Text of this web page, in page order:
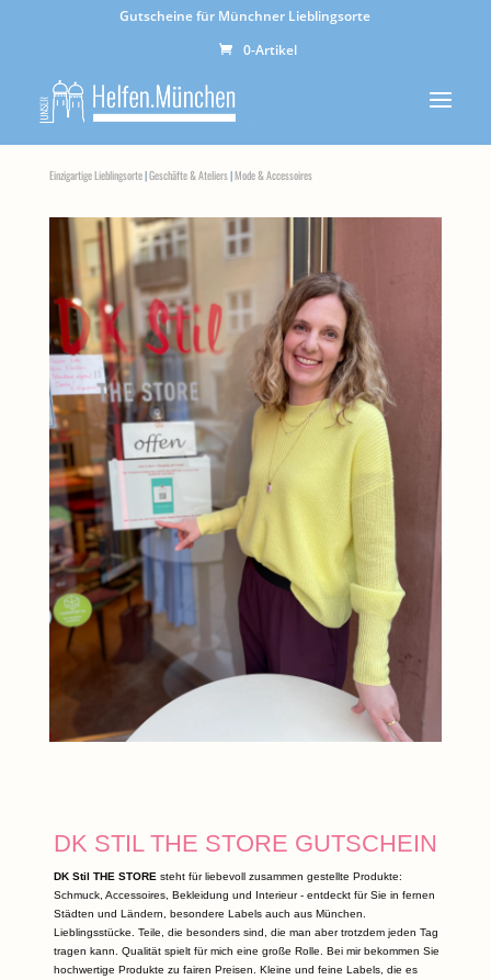
Gutscheine für Münchner Lieblingsorte
0-Artikel
Einzigartige Lieblingsorte|Geschäfte & Ateliers|Mode & Accessoires
DK STIL THE STORE GUTSCHEIN
DK Stil THE STORE steht für liebevoll zusammen gestellte Produkte:
Schmuck, Accessoires, Bekleidung und Interieur - entdeckt für Sie in fernen
Städten und Ländern, besondere Labels auch aus München.
Lieblingsstücke. Teile, die besonders sind, die man aber trotzdem jeden Tag
tragen kann. Qualität spielt für mich eine große Rolle. Bei mir bekommen Sie
hochwertige Produkte zu fairen Preisen. Kleine und feine Labels, die es